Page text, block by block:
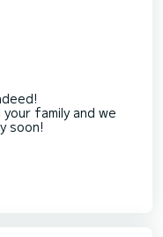
family and we
soon!